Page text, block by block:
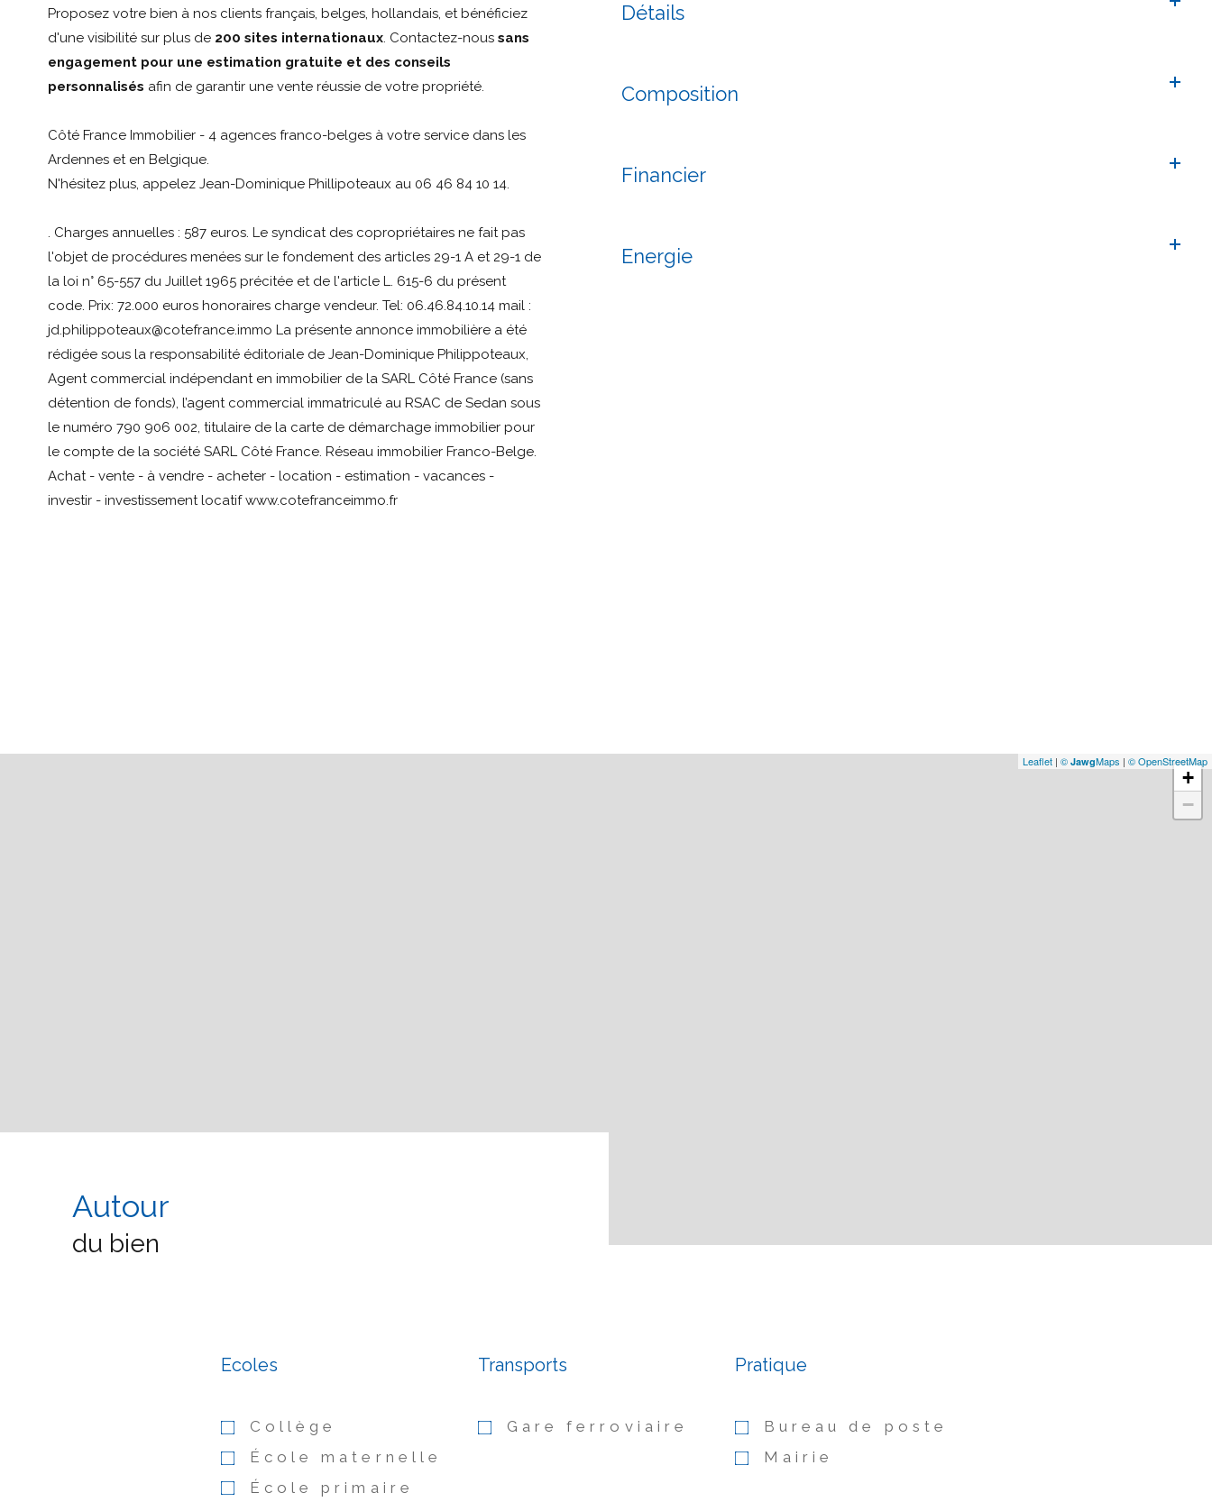
Proposez votre bien à nos clients français, belges, hollandais, et bénéficiez
d'une visibilité sur plus de 200 sites internationaux. Contactez-nous sans
engagement pour une estimation gratuite et des conseils
personnalisés afin de garantir une vente réussie de votre propriété.
Côté France Immobilier - 4 agences franco-belges à votre service dans les
Ardennes et en Belgique.
N'hésitez plus, appelez Jean-Dominique Phillipoteaux au 06 46 84 10 14.
. Charges annuelles : 587 euros. Le syndicat des copropriétaires ne fait pas
l'objet de procédures menées sur le fondement des articles 29-1 A et 29-1 de
la loi n° 65-557 du Juillet 1965 précitée et de l'article L. 615-6 du présent
code. Prix: 72.000 euros honoraires charge vendeur. Tel: 06.46.84.10.14 mail :
jd.philippoteaux@cotefrance.immo La présente annonce immobilière a été
rédigée sous la responsabilité éditoriale de Jean-Dominique Philippoteaux,
Agent commercial indépendant en immobilier de la SARL Côté France (sans
détention de fonds), l’agent commercial immatriculé au RSAC de Sedan sous
le numéro 790 906 002, titulaire de la carte de démarchage immobilier pour
le compte de la société SARL Côté France. Réseau immobilier Franco-Belge.
Achat - vente - à vendre - acheter - location - estimation - vacances -
investir - investissement locatif www.cotefranceimmo.fr
Détails
Composition
Financier
Energie
+
−
Leaflet | © JawgMaps | © OpenStreetMap
Autour
du bien
Ecoles
Collège
École maternelle
École primaire
Transports
Gare ferroviaire
Pratique
Bureau de poste
Mairie